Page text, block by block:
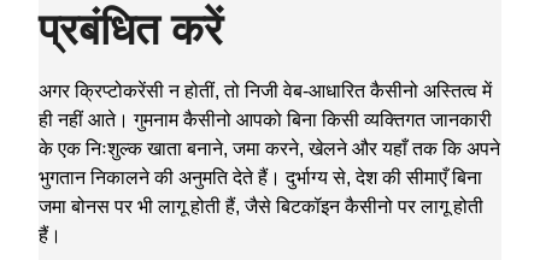
प्रबंधित करें
अगर क्रिप्टोकरेंसी न होतीं, तो निजी वेब-आधारित कैसीनो अस्तित्व में
ही नहीं आते। गुमनाम कैसीनो आपको बिना किसी व्यक्तिगत जानकारी
के एक निःशुल्क खाता बनाने, जमा करने, खेलने और यहाँ तक कि अपने
भुगतान निकालने की अनुमति देते हैं। दुर्भाग्य से, देश की सीमाएँ बिना
जमा बोनस पर भी लागू होती हैं, जैसे बिटकॉइन कैसीनो पर लागू होती
हैं।